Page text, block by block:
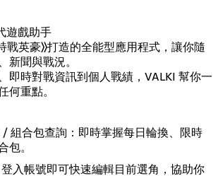
遊戲助手
戰英豪》打造的全能型應用程式，讓你隨
新聞與戰況。
即時對戰資訊到個人戰績，VALKI 幫你一
何重點。
/ 組合包查詢：即時掌握每日輪換、限時
包。
入帳號即可快速編輯目前選角，協助你